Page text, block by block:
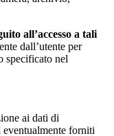
all’accesso a tali
dall’utente per
specificato nel
ai dati di
eventualmente forniti